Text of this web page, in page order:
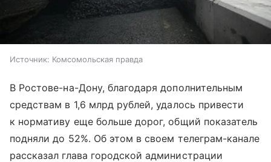
Источник: Комсомольская правда
В Ростове-на-Дону, благодаря дополнительным
средствам в 1,6 млрд рублей, удалось привести
к нормативу еще больше дорог, общий показатель
подняли до 52%. Об этом в своем телеграм-канале
рассказал глава городской администрации